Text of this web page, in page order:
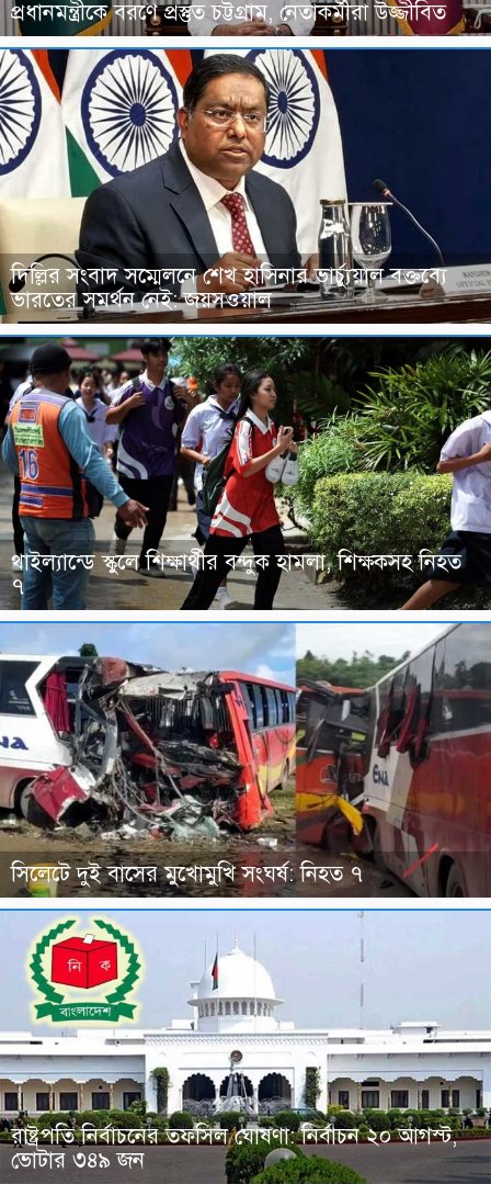
প্রধানমন্ত্রীকে বরণে প্রস্তুত চট্টগ্রাম, নেতাকর্মীরা উজ্জীবিত
দিল্লির সংবাদ সম্মেলনে শেখ হাসিনার ভার্চ্যুয়াল বক্তব্যে
ভারতের সমর্থন নেই: জয়সওয়াল
থাইল্যান্ডে স্কুলে শিক্ষার্থীর বন্দুক হামলা, শিক্ষকসহ নিহত
৭
সিলেটে দুই বাসের মুখোমুখি সংঘর্ষ: নিহত ৭
রাষ্ট্রপতি নির্বাচনের তফসিল ঘোষণা: নির্বাচন ২০ আগস্ট,
ভোটার ৩৪৯ জন